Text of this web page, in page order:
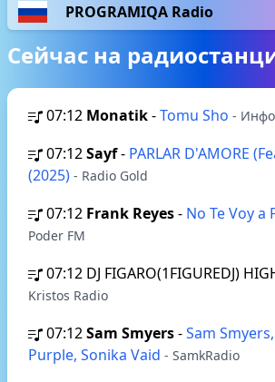
PROGRAMIQA Radio
Сейчас на
07:12 Monatik-Tomu Sho -
07:12Sayf- PARLAR D'AMORE
(2025) - Radio Gold
07:12 Frank Reyes- No Te Voy a
Poder FM
07:12 DJ FIGARO(1FIGUREDJ)
Kristos Radio
07:12Sam Smyers-Sam
Purple, Sonika Vaid - SamkRadio